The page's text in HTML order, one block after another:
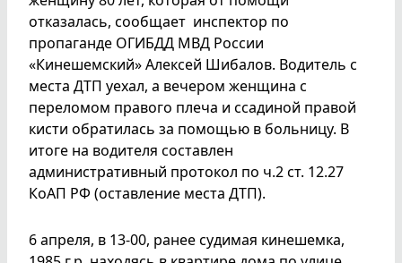
отказалась, сообщает инспектор по
пропаганде ОГИБДД МВД России
«Кинешемский» Алексей Шибалов. Водитель с
места ДТП уехал, а вечером женщина с
переломом правого плеча и ссадиной правой
кисти обратилась за помощью в больницу. В
итоге на водителя составлен
административный протокол по ч.2 ст. 12.27
КоАП РФ (оставление места ДТП).
6 апреля, в 13-00, ранее судимая кинешемка,